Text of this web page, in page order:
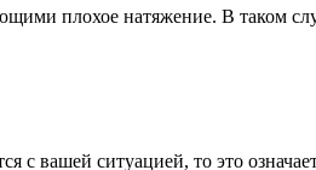
плохое натяжение. В таком
вашей ситуацией, то это